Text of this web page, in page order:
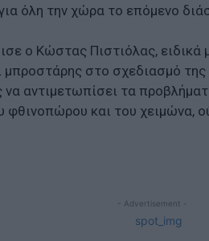
όλη την χώρα το επόμενο
ο Κώστας Πιστιόλας, ειδικά
μπροστάρης στο σχεδιασμό
να αντιμετωπίσει τα
φθινοπώρου και του
- Advertisement -